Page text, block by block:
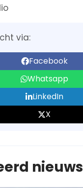
via:
Facebook
Whatsapp
LinkedIn
X
nieuws